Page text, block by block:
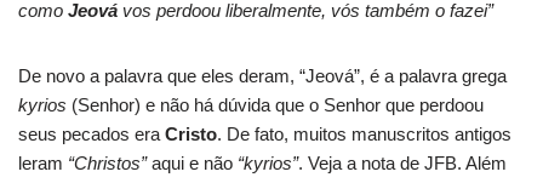
como Jeová vos perdoou liberalmente, vós também o fazei”
De novo a palavra que eles deram, “Jeová”, é a palavra grega
kyrios (Senhor) e não há dúvida que o Senhor que perdoou
seus pecados eraCristo. De fato, muitos manuscritos antigos
leram “Christos”aqui e não “kyrios”. Veja a nota de JFB. Além